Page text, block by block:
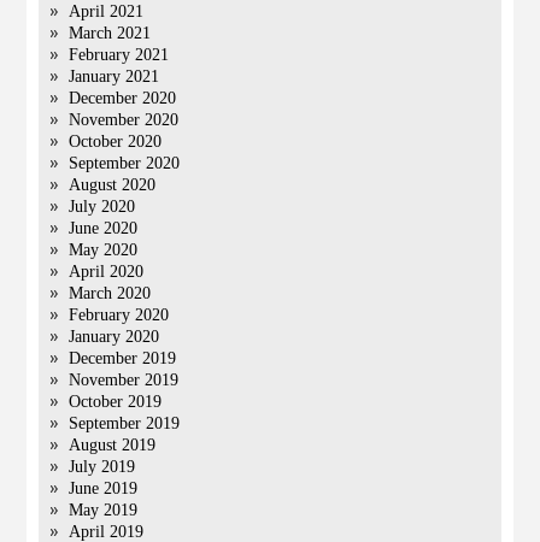
April 2021
March 2021
February 2021
January 2021
December 2020
November 2020
October 2020
September 2020
August 2020
July 2020
June 2020
May 2020
April 2020
March 2020
February 2020
January 2020
December 2019
November 2019
October 2019
September 2019
August 2019
July 2019
June 2019
May 2019
April 2019